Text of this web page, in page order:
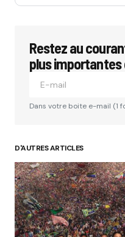
Restez au
plus importantes
Dans votre boite e-mail (1
D'AUTRES ARTICLES